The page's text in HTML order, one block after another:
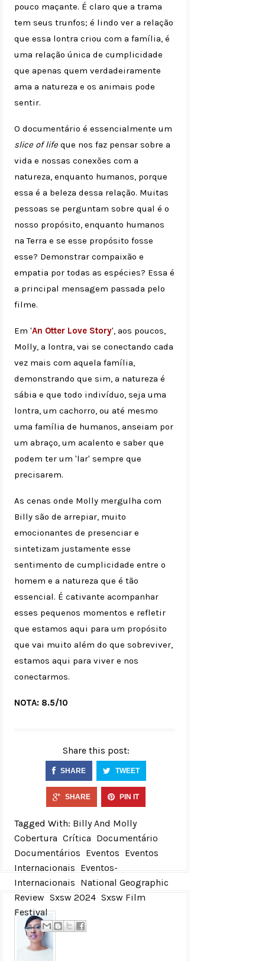
pouco maçante. É claro que a trama
tem seus trunfos; é lindo ver a relação
que essa lontra criou com a família, é
uma relação única de cumplicidade
que apenas quem verdadeiramente
ama a natureza e os animais pode
sentir.
O documentário é essencialmente um
slice of life que nos faz pensar sobre a
vida e nossas conexões com a
natureza, enquanto humanos, porque
essa é a beleza dessa relação. Muitas
pessoas se perguntam sobre qual é o
nosso propósito, enquanto humanos
na Terra e se esse propósito fosse
esse? Demonstrar compaixão e
empatia por todas as espécies? Essa é
a principal mensagem passada pelo
filme.
Em 'An Otter Love Story', aos poucos,
Molly, a lontra, vai se conectando cada
vez mais com aquela família,
demonstrando que sim, a natureza é
sábia e que todo indivíduo, seja uma
lontra, um cachorro, ou até mesmo
uma família de humanos, anseiam por
um abraço, um acalento e saber que
podem ter um 'lar' sempre que
precisarem.
As cenas onde Molly mergulha com
Billy são de arrepiar, muito
emocionantes de presenciar e
sintetizam justamente esse
sentimento de cumplicidade entre o
homem e a natureza que é tão
essencial. É cativante acompanhar
esses pequenos momentos e refletir
que estamos aqui para um propósito
que vai muito além do que sobreviver,
estamos aqui para viver e nos
conectarmos.
NOTA: 8.5/10
Share this post:
SHARE TWEET
SHARE PIN IT
Tagged With: Billy And Molly
Cobertura Crítica Documentário
Documentários Eventos Eventos
Internacionais Eventos-
Internacionais National Geographic
Review Sxsw 2024 Sxsw Film
Festival